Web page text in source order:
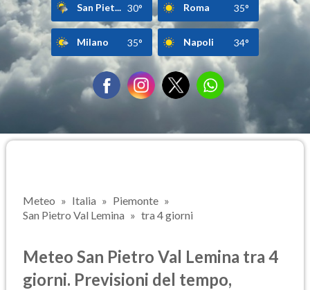
San Piet... 30° Roma 35°
Milano 35° Napoli 34°
Meteo Italia
Piemonte
San Pietro Val Lemina
tra 4 giorni
Meteo San Pietro Val Lemina tra 4
giorni. Previsioni del tempo,